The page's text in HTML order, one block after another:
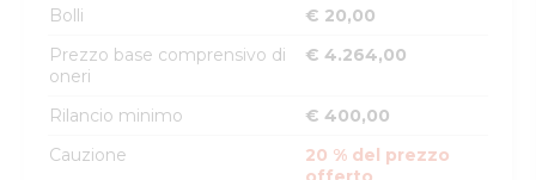
Bolli
€ 20,00
Prezzo base comprensivo di
oneri
€ 4.264,00
Rilancio minimo
€ 400,00
Cauzione
20 % del prezzo